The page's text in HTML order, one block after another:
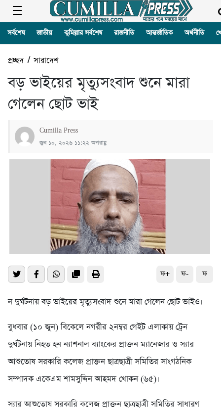
সর্বশেষ জাতীয় কুমিল্লার সর্বশেষ রাজনীতি আন্তর্জাতিক অর্থনীতি
প্রচ্ছদ/সারাদেশ
বড় ভাইয়ের মৃত্যুসংবাদ শুনে মারা
গেলেন ছোট ভাই
Cumilla Press
জুন ১০, ২০২৬ ১১:২২ অপরাহ্ণ
ফ+ ফ- ফ
ন দুর্ঘটনায় বড় ভাইয়ের মৃত্যুসংবাদ শুনে মারা গেলেন ছোট ভাইও।
বুধবার (১০ জুন) বিকেলে নগরীর ২নম্বর গেইট এলাকায় ট্রেন
দুর্ঘটনায় নিহত হন ন্যাশনাল ব্যাংকের প্রাক্তন ম্যানেজার ও স্যার
আশুতোষ সরকারি কলেজ প্রাক্তন ছাত্রছাত্রী সমিতির সাংগঠনিক
সম্পাদক একেএম শামসুদ্দিন আহমদ খোকন (৬৫)।
স্যার আশুতোষ সরকারি কলেজ প্রাক্তন ছাত্রছাত্রী সমিতির সাধারণ